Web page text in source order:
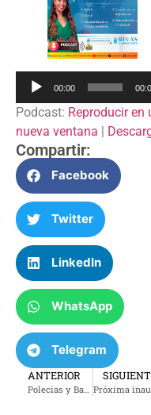
Reproductor
audio
00:00
Podcast: Reproducir en
nueva ventana |
Compartir:
Facebook
Twitter
LinkedIn
WhatsApp
Telegram
ANTERIOR